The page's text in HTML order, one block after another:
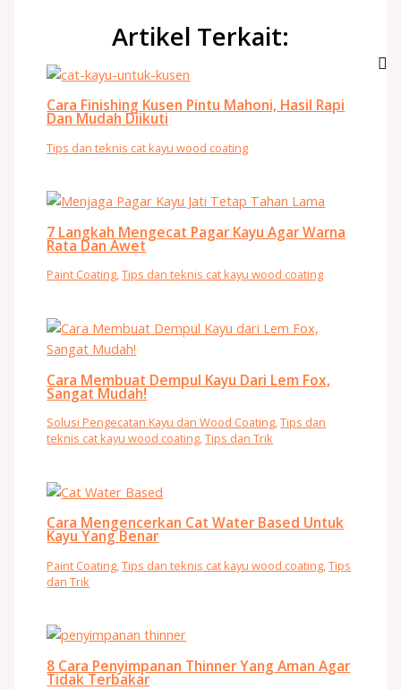
Artikel Terkait:
Cara Finishing Kusen Pintu Mahoni, Hasil Rapi
Dan Mudah Diikuti
Tips dan teknis cat kayu wood coating
7 Langkah Mengecat Pagar Kayu Agar Warna
Rata Dan Awet
Paint Coating,Tips dan teknis cat kayu wood coating
Cara Membuat Dempul Kayu Dari Lem Fox,
Sangat Mudah!
Solusi Pengecatan Kayu dan Wood Coating,Tips dan
teknis cat kayu wood coating,Tips dan Trik
Cara Mengencerkan Cat Water Based Untuk
Kayu Yang Benar
Paint Coating,Tips dan teknis cat kayu wood coating,Tips
dan Trik
8 Cara Penyimpanan Thinner Yang Aman Agar
Tidak Terbakar